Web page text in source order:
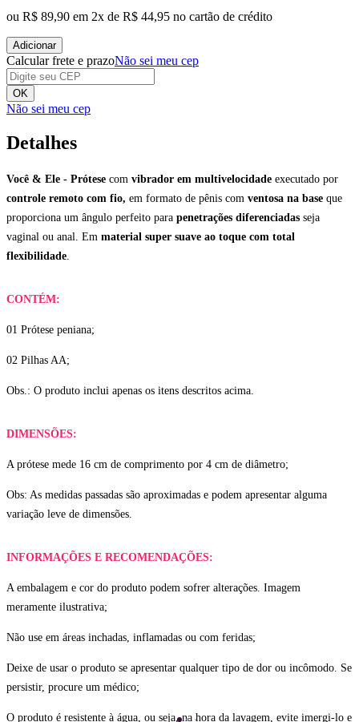
ou R$ 89,90 em 2x de R$ 44,95 no cartão de crédito
Adicionar
Calcular frete e prazoNão sei meu cep
OK
Não sei meu cep
Detalhes
Você & Ele - Prótese com vibrador em multivelocidade executado por
controle remoto com fio, em formato de pênis com ventosa na base que
proporciona um ângulo perfeito para penetrações diferenciadas seja
vaginal ou anal. Em material super suave ao toque com total
flexibilidade.
CONTÉM:
01 Prótese peniana;
02 Pilhas AA;
Obs.: O produto inclui apenas os itens descritos acima.
DIMENSÕES:
A prótese mede 16 cm de comprimento por 4 cm de diâmetro;
Obs: As medidas passadas são aproximadas e podem apresentar alguma
variação leve de dimensões.
INFORMAÇÕES E RECOMENDAÇÕES:
A embalagem e cor do produto podem sofrer alterações. Imagem
meramente ilustrativa;
Não use em áreas inchadas, inflamadas ou com feridas;
Deixe de usar o produto se apresentar qualquer tipo de dor ou incômodo. Se
persistir, procure um médico;
O produto é resistente à água, ou seja, na hora da lavagem, evite imergi-lo e